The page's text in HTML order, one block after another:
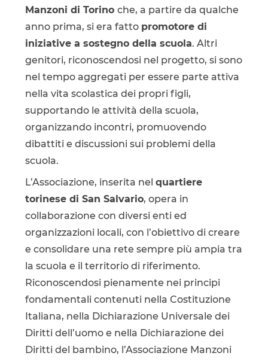
Manzoni di Torinoche, a partire da qualche
anno prima, si era fatto promotore di
iniziative a sostegno della scuola. Altri
genitori, riconoscendosi nel progetto, si sono
nel tempo aggregati per essere parte attiva
nella vita scolastica dei propri figli,
supportando le attività della scuola,
organizzando incontri, promuovendo
dibattiti e discussioni sui problemi della
scuola.
L’Associazione, inserita nelquartiere
torinese di San Salvario, opera in
collaborazione con diversi enti ed
organizzazioni locali, con l’obiettivo di creare
e consolidare una rete sempre più ampia tra
la scuola e il territorio di riferimento.
Riconoscendosi pienamente nei principi
fondamentali contenuti nella Costituzione
Italiana, nella Dichiarazione Universale dei
Diritti dell’uomo e nella Dichiarazione dei
Diritti del bambino, l’Associazione Manzoni